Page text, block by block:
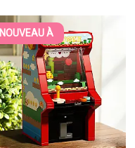
NOUVEAU À